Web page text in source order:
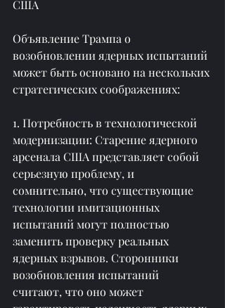
США
Объявление Трампа о
возобновлении ядерных испытаний
может быть основано на нескольких
стратегических соображениях:
1. Потребность в технологической
модернизации: Старение ядерного
арсенала США представляет собой
серьезную проблему, и
сомнительно, что существующие
технологии имитационных
испытаний могут полностью
заменить проверку реальных
ядерных взрывов. Сторонники
возобновления испытаний
считают, что оно может